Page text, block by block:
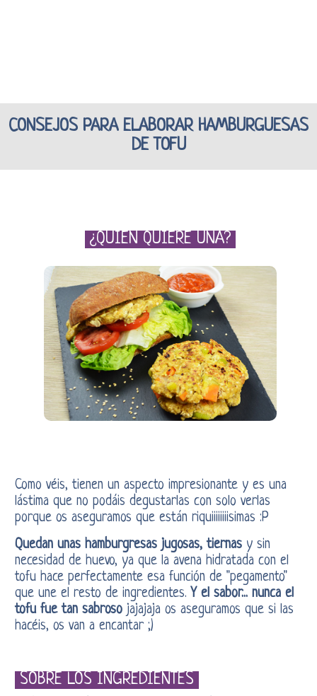
CONSEJOS PARA ELABORAR HAMBURGUESAS
DE TOFU
¿QUIÉN QUIERE UNA?
Como véis, tienen un aspecto impresionante y es una
lástima que no podáis degustarlas con solo verlas
porque os aseguramos que están riquiiiiiiiisimas :P
Quedan unas hamburgresas jugosas, tiernasy sin
necesidad de huevo, ya que la avena hidratada con el
tofu hace perfectamente esa función de "pegamento"
que une el resto de ingredientes. Y el sabor... nunca el
tofu fue tan sabrosojajajaja os aseguramos que si las
hacéis, os van a encantar ;)
SOBRE LOS INGREDIENTES